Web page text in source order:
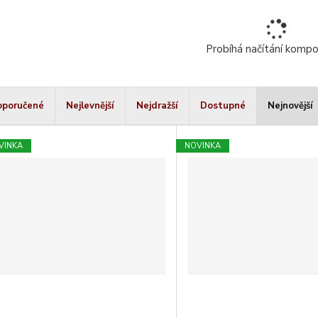
Probíhá načítání
Nejlevnější Nejdražší Dostupné Nejnovější
NOVINKA